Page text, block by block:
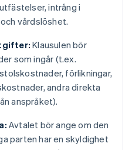
intrång i
vårdslöshet.
Klausulen bör
som ingår (t.ex.
förlikningar,
andra direkta
anspråket).
Avtalet bör ange om den
parten har en skyldighet